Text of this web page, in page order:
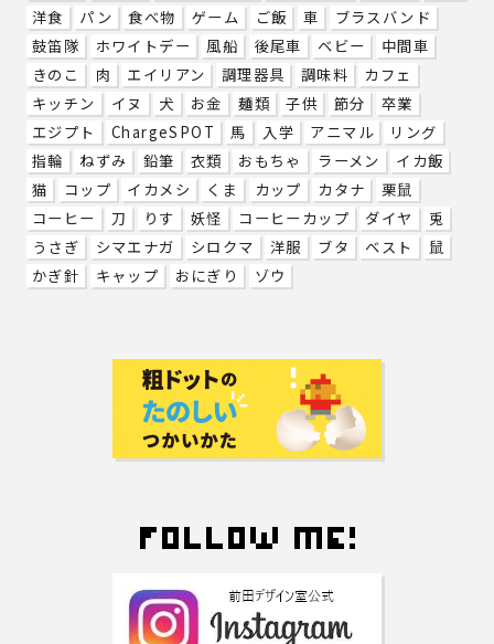
洋食
パン 食べ物 ゲーム ご飯 車
ブラスバンド
鼓笛隊
ホワイトデー 風船 後尾車 ベビー
中間車
きのこ
肉 エイリアン 調理器具 調味料
カフェ
キッチン
イヌ 犬 お金 麺類 子供 節分
卒業
エジプト
ChargeSPOT 馬 入学 アニマル
リング
指輪
ねずみ 鉛筆 衣類 おもちゃ ラーメン
イカ飯
猫
コップ イカメシ くま カップ カタナ
栗鼠
コーヒー
刀 りす 妖怪 コーヒーカップ ダイヤ
兎
うさぎ
シマエナガ シロクマ 洋服 ブタ ベスト
鼠
かぎ針
キャップ おにぎり ゾウ